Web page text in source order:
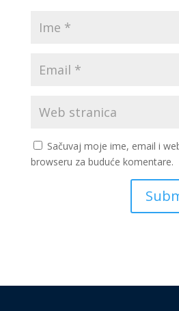
Sačuvaj moje ime, email i
browseru za buduće komentare.